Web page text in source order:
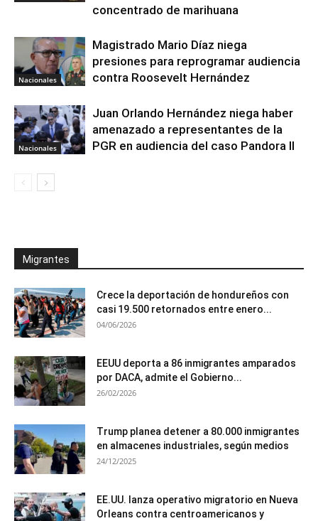
concentrado de marihuana
Nacionales
Magistrado Mario Díaz niega
presiones para reprogramar audiencia
contra Roosevelt Hernández
Nacionales
Juan Orlando Hernández niega haber
amenazado a representantes de la
PGR en audiencia del caso Pandora II
Migrantes
Crece la deportación de hondureños con
casi 19.500 retornados entre enero...
04/06/2026
EEUU deporta a 86 inmigrantes amparados
por DACA, admite el Gobierno...
26/02/2026
Trump planea detener a 80.000 inmigrantes
en almacenes industriales, según medios
24/12/2025
EE.UU. lanza operativo migratorio en Nueva
Orleans contra centroamericanos y